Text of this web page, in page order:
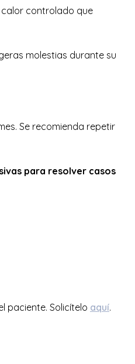
calor controlado que
molestias durante su
Se recomienda repetir
para resolver casos
paciente. Solicítelo aquí.